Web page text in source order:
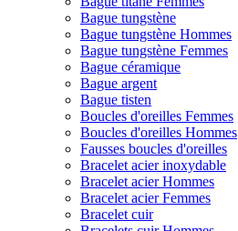
Bague tungstène
Bague tungstène Hommes
Bague tungstène Femmes
Bague céramique
Bague argent
Bague tisten
Boucles d'oreilles Femmes
Boucles d'oreilles Hommes
Fausses boucles d'oreilles
Bracelet acier inoxydable
Bracelet acier Hommes
Bracelet acier Femmes
Bracelet cuir